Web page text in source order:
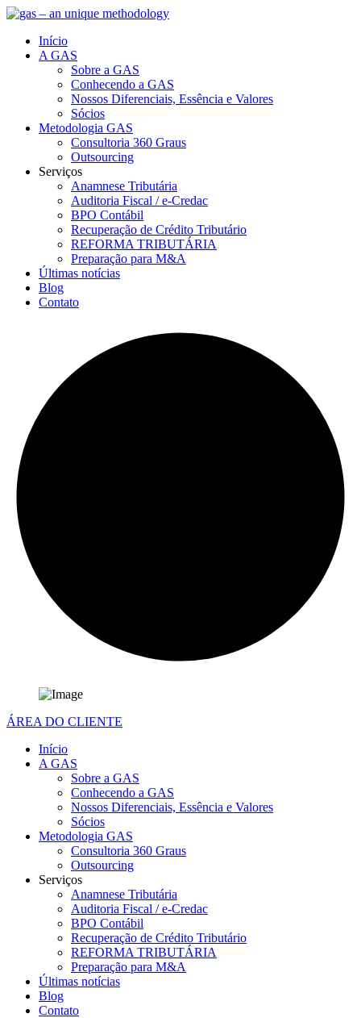
Início
A GAS
Sobre a GAS
Conhecendo a GAS
Nossos Diferenciais, Essência e Valores
Sócios
Metodologia GAS
Consultoria 360 Graus
Outsourcing
Serviços
Anamnese Tributária
Auditoria Fiscal / e-Credac
BPO Contábil
Recuperação de Crédito Tributário
REFORMA TRIBUTÁRIA
Preparação para M&A
Últimas notícias
Blog
Contato
ÁREA DO CLIENTE
Início
A GAS
Sobre a GAS
Conhecendo a GAS
Nossos Diferenciais, Essência e Valores
Sócios
Metodologia GAS
Consultoria 360 Graus
Outsourcing
Serviços
Anamnese Tributária
Auditoria Fiscal / e-Credac
BPO Contábil
Recuperação de Crédito Tributário
REFORMA TRIBUTÁRIA
Preparação para M&A
Últimas notícias
Blog
Contato